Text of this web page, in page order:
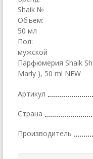
Shaik №
Объем:
50 мл
Пол:
мужской
Парфюмерия Shaik
Marly ), 50 ml NEW
Артикул
Страна
Производитель